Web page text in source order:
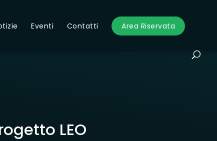
Eventi Contatti Area Riservata
LEO